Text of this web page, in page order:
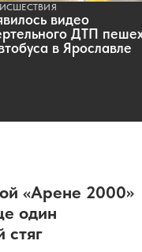
видео
ДТП
в Ярославле
«Арене 2000»
один
стяг